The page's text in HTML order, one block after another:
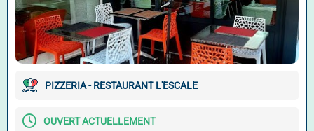
PIZZERIA - RESTAURANT L'ESCALE
OUVERT ACTUELLEMENT